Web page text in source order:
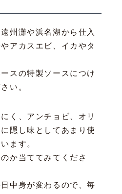
州灘や浜名湖から仕入
アカスエビ、イカやタ
スの特製ソースにつけ
い。
く、アンチョビ、オリ
隠し味としてあまり使
ます。
か当ててみてくださ
中身が変わるので、毎